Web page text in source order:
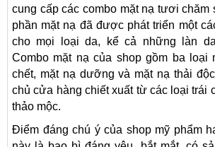
cung cấp các combo mặt nạ tươi chăm
phần mặt nạ đã được phát triển một
cho mọi loại da, kể cả những làn
Combo mặt nạ của shop gồm ba loại
chết, mặt nạ dưỡng và mặt nạ thải
chủ cửa hàng chiết xuất từ các loại trái
thảo mộc.
Điểm đáng chú ý của shop mỹ phẩm